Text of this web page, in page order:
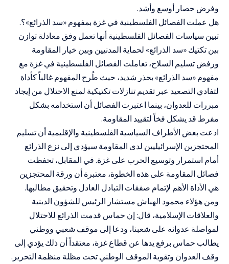
وفرض حصار أوسع وأشد.
هل عملت الفصائل الفلسطينية في غزة بمفهوم «سد الذرائع»؟.
تبين سياسات الفصائل الفلسطينية أنها تعمل وفق معادلة توازن
بين تكتيك «سد الذرائع» لحماية المدنيين وبين خيار المقاومة
ورفض تسليم السلاح، تعاملت الفصائل الفلسطينية في غزة مع
مفهوم «سد الذرائع» بحذر شديد، حيث طُرح المفهوم غالباً كأداة
لتفادي التصعيد عبر تقديم تنازلات تكتيكية لمنع الاحتلال من إيجاد
مبررات للعدوان، بينما اعتبرت الفصائل أن استخدامه بشكل
مفرط قد يشكل فخاً لتقييد المقاومة.
ادعت بعض الأطراف السياسية الفلسطينية والإقليمية أن تسليم
المحتجزين الإسرائيليين لدى المقاومة سيؤدي إلى نزع الذرائع
أمام استمرار وتوسيع الحرب على غزة. في المقابل، تحفظت
فصائل المقاومة على هذه الخطوة، معتبرة أن ورقة المحتجزين
هي الأداة الأهم لإتمام صفقات التبادل العادل وتحقيق مطالبها.
ومن هؤلاء محمود الهباش مستشار الرئيس للشؤون الدينية
والعلاقات الإسلامية، قال: إن حماس قدمت الذرائع للاحتلال
لمواصلة عدوانه على شعبنا، ودعا إلى موقف شعبي ووطني
يطالب حماس برفع يدها عن قطاع غزة، معتقداً أن ذلك يؤدي إلى
وقف العدوان وتقوية الموقف الوطني تحت مظلة منظمة التحرير.